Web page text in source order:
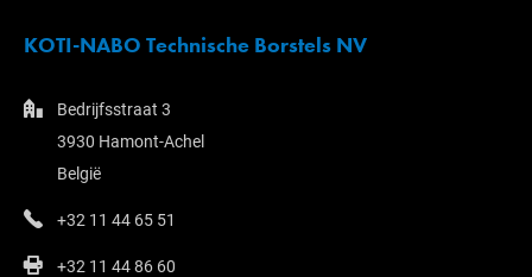
KOTI-NABO Technische Borstels NV
Bedrijfsstraat 3
3930 Hamont-Achel
België
+32 11 44 65 51
+32 11 44 86 60